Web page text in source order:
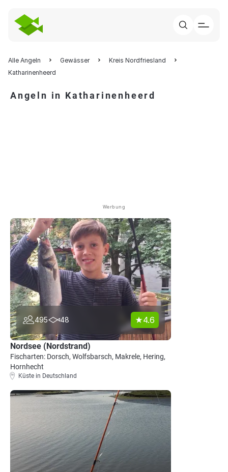
Alle Angeln Gewässer
Kreis Nordfriesland
Katharinenheerd
Angeln in Katharinenheerd
Werbung
495 48 4.6
Nordsee (Nordstrand)
Fischarten: Dorsch, Wolfsbarsch, Makrele, Hering,
Hornhecht
Küste in Deutschland